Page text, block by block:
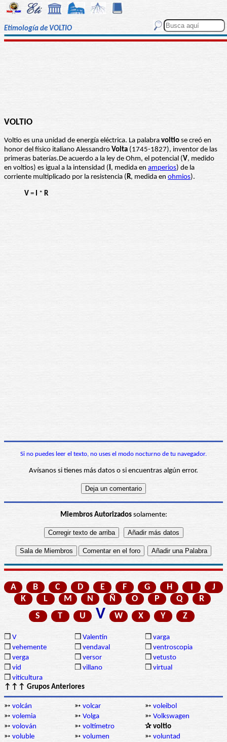
Etimología de VOLTIO
VOLTIO
Voltio es una unidad de energía eléctrica. La palabra voltio se creó en
honor del físico italiano Alessandro Volta (1745-1827), inventor de las
primeras baterías.De acuerdo a la ley de Ohm, el potencial (V, medido
en voltios) es igual a la intensidad (I, medida en amperios) de la
corriente multiplicado por la resistencia (R, medida en ohmios).
V = I * R
Si no puedes leer el texto, no uses el modo nocturno de tu navegador.
Avísanos si tienes más datos o si encuentras algún error.
Miembros Autorizadossolamente:
A B C D E F G H I
J
K
L M N Ñ O P Q
R
S
T U V W X Y Z
❒ V ❒ Valentín ❒ varga
❒ vehemente ❒ vendaval ❒ ventroscopia
❒ verga ❒ versor ❒ vetusto
❒ vid ❒ villano ❒ virtual
❒ viticultura
↑↑↑ Grupos Anteriores
➳ volcán ➳ volcar ➳ voleibol
➳ volemia ➳ Volga ➳ Volkswagen
➳ volován ➳ voltímetro
✰ voltio
➳ voluble ➳ volumen ➳ voluntad